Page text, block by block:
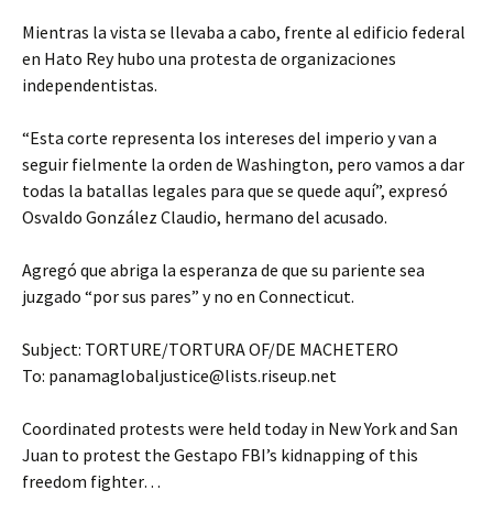
Mientras la vista se llevaba a cabo, frente al edificio federal
en Hato Rey hubo una protesta de organizaciones
independentistas.
“Esta corte representa los intereses del imperio y van a
seguir fielmente la orden de Washington, pero vamos a dar
todas la batallas legales para que se quede aquí”, expresó
Osvaldo González Claudio, hermano del acusado.
Agregó que abriga la esperanza de que su pariente sea
juzgado “por sus pares” y no en Connecticut.
Subject: TORTURE/TORTURA OF/DE MACHETERO
To: panamaglobaljustice@lists.riseup.net
Coordinated protests were held today in New York and San
Juan to protest the Gestapo FBI’s kidnapping of this
freedom fighter…